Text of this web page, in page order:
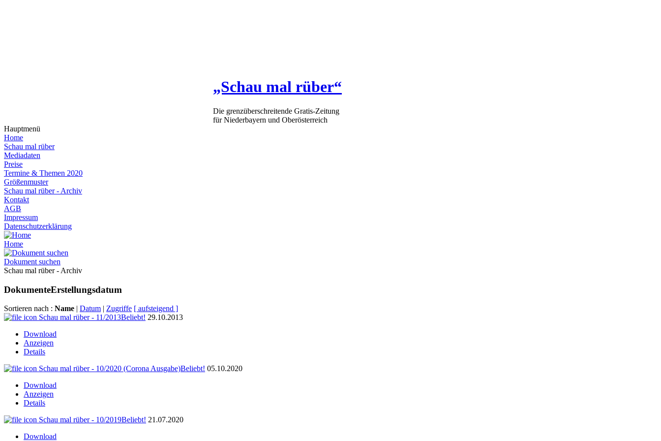
„Schau mal rüber“
Die grenzüberschreitende Gratis-Zeitung
für Niederbayern und Oberösterreich
Hauptmenü
Home
Schau mal rüber
Mediadaten
Preise
Termine & Themen 2020
Größenmuster
Schau mal rüber - Archiv
Kontakt
AGB
Impressum
Datenschutzerklärung
Home
Dokument suchen
Schau mal rüber - Archiv
DokumenteErstellungsdatum
Sortieren nach : Name | Datum | Zugriffe [ aufsteigend ]
Schau mal rüber - 11/2013Beliebt! 29.10.2013
Download
Anzeigen
Details
Schau mal rüber - 10/2020 (Corona Ausgabe)Beliebt! 05.10.2020
Download
Anzeigen
Details
Schau mal rüber - 10/2019Beliebt! 21.07.2020
Download